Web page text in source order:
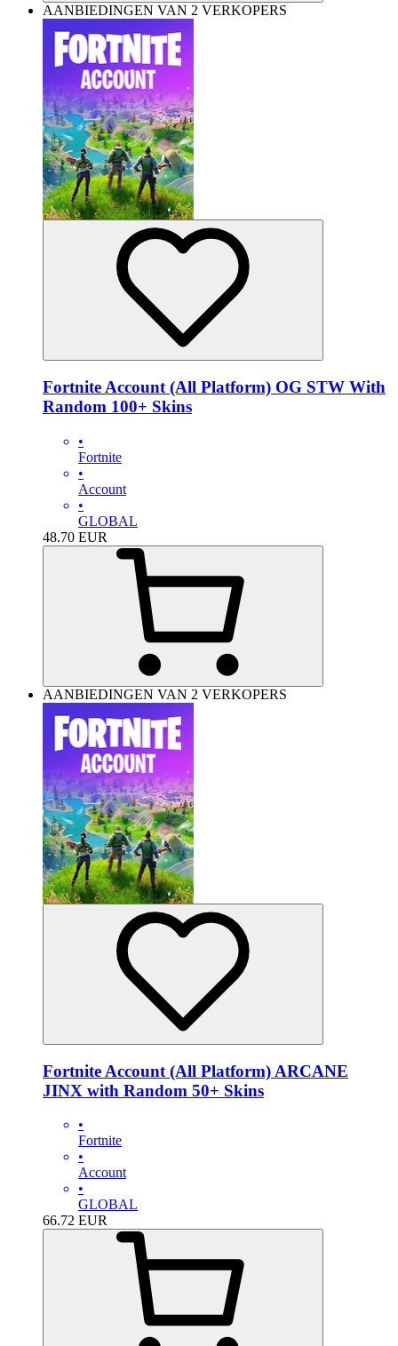
AANBIEDINGEN VAN 2 VERKOPERS
Fortnite Account (All Platform) OG STW With
Random 100+ Skins
•
Fortnite
•
Account
•
GLOBAL
48.70 EUR
AANBIEDINGEN VAN 2 VERKOPERS
Fortnite Account (All Platform) ARCANE
JINX with Random 50+ Skins
•
Fortnite
•
Account
•
GLOBAL
66.72 EUR